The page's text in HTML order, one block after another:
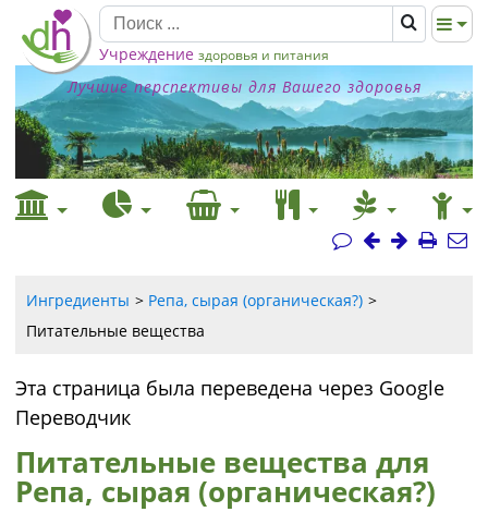
Учреждение здоровья и питания
Лучшие перспективы для Вашего здоровья
Ингредиенты
Репа, сырая (органическая?)
Питательные вещества
Эта страница была переведена через Google
Переводчик
Питательные вещества для
Репа, сырая (органическая?)